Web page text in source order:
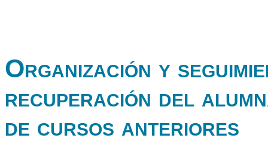
Organización y
recuperación del
de cursos anteriores